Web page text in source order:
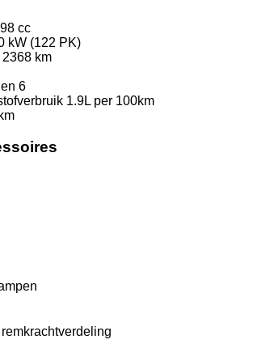
cc
kW (122 PK)
2368 km
6
1.9L per 100km